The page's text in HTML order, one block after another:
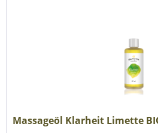
Massageöl Klarheit Limette